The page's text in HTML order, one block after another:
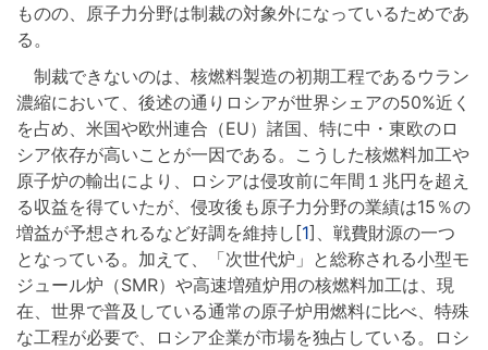
ものの、原子力分野は制裁の対象外になっているためであ
る。
制裁できないのは、核燃料製造の初期工程であるウラン
濃縮において、後述の通りロシアが世界シェアの50%近く
を占め、米国や欧州連合（EU）諸国、特に中・東欧のロ
シア依存が高いことが一因である。こうした核燃料加工や
原子炉の輸出により、ロシアは侵攻前に年間１兆円を超え
る収益を得ていたが、侵攻後も原子力分野の業績は15％の
増益が予想されるなど好調を維持し[1]、戦費財源の一つ
となっている。加えて、「次世代炉」と総称される小型モ
ジュール炉（SMR）や高速増殖炉用の核燃料加工は、現
在、世界で普及している通常の原子炉用燃料に比べ、特殊
な工程が必要で、ロシア企業が市場を独占している。ロシ